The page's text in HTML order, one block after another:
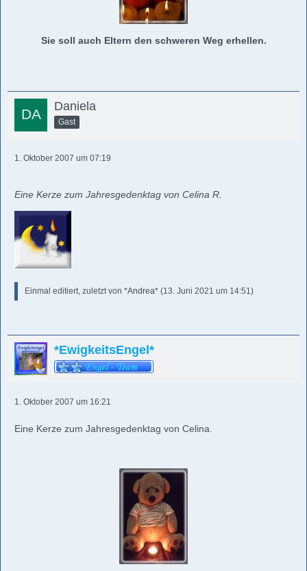
Sie soll auch Eltern den schweren Weg erhellen.
Daniela
Gast
1. Oktober 2007 um 07:19
Eine Kerze zum Jahresgedenktag von Celina R.
Einmal editiert, zuletzt von *Andrea* (13. Juni 2021 um 14:51)
*EwigkeitsEngel*
1. Oktober 2007 um 16:21
Eine Kerze zum Jahresgedenktag von Celina.